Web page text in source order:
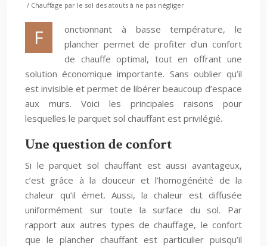
/ Chauffage par le sol des atouts à ne pas négliger
F
onctionnant à basse température, le
plancher permet de profiter d’un confort
de chauffe optimal, tout en offrant une
solution économique importante. Sans oublier qu’il
est invisible et permet de libérer beaucoup d’espace
aux murs. Voici les principales raisons pour
lesquelles le parquet sol chauffant est privilégié.
Une question de confort
Si le parquet sol chauffant est aussi avantageux,
c’est grâce à la douceur et l’homogénéité de la
chaleur qu’il émet. Aussi, la chaleur est diffusée
uniformément sur toute la surface du sol. Par
rapport aux autres types de chauffage, le confort
que le plancher chauffant est particulier puisqu’il